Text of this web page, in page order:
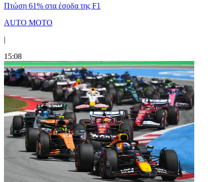
Πτώση 61% στα έσοδα της F1
AUTO MOTO
|
15:08